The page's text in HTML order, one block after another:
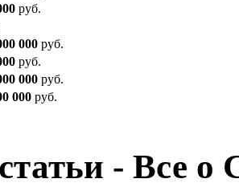
руб.
000 руб.
руб.
000 руб.
000 руб.
- Все о